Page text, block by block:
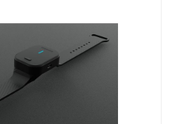
动作捕捉与生物力学
人机交互实验室